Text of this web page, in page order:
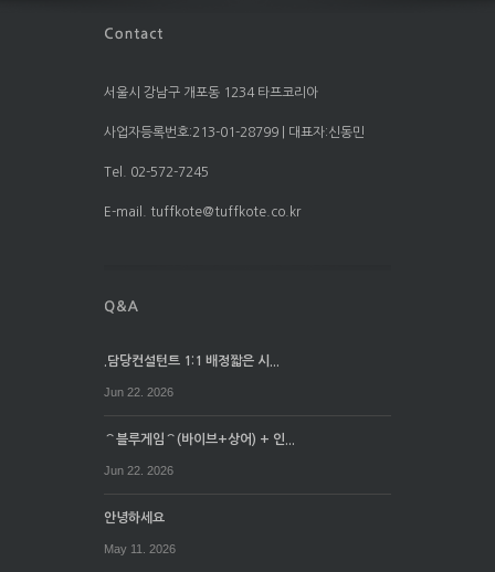
서울시 강남구 개포동 1234 타프코리아
사업자등록번호:213-01-28799 | 대표자:신동민
Tel. 02-572-7245
E-mail. tuffkote@tuffkote.co.kr
.담당컨설턴트 1:1 배정짧은 시...
Jun 22. 2026
⌒블루게임⌒(바이브+상어) + 인...
Jun 22. 2026
안녕하세요
May 11. 2026